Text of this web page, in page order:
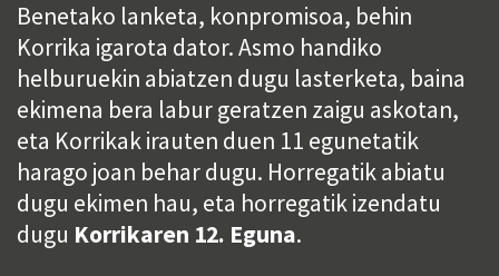
Benetako lanketa, konpromisoa, behin
Korrika igarota dator. Asmo handiko
helburuekin abiatzen dugu lasterketa, baina
ekimena bera labur geratzen zaigu askotan,
eta Korrikak irauten duen 11 egunetatik
harago joan behar dugu. Horregatik abiatu
dugu ekimen hau, eta horregatik izendatu
dugu Korrikaren 12. Eguna.